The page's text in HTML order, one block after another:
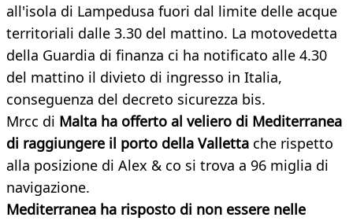
all'isola di Lampedusa fuori dal limite delle acque
territoriali dalle 3.30 del mattino. La motovedetta
della Guardia di finanza ci ha notificato alle 4.30
del mattino il divieto di ingresso in Italia,
conseguenza del decreto sicurezza bis.
Mrcc di Malta ha offerto al veliero di Mediterranea
di raggiungere il porto della Valletta che rispetto
alla posizione di Alex & co si trova a 96 miglia di
navigazione.
Mediterranea ha risposto di non essere nelle